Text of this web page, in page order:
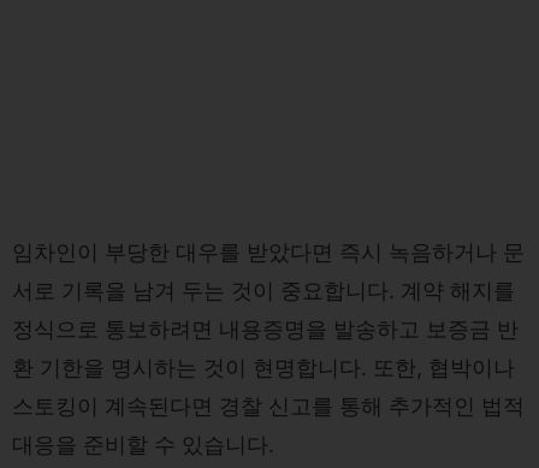
임차인이 부당한 대우를 받았다면 즉시 녹음하거나 문
서로 기록을 남겨 두는 것이 중요합니다. 계약 해지를
정식으로 통보하려면 내용증명을 발송하고 보증금 반
환 기한을 명시하는 것이 현명합니다. 또한, 협박이나
스토킹이 계속된다면 경찰 신고를 통해 추가적인 법적
대응을 준비할 수 있습니다.